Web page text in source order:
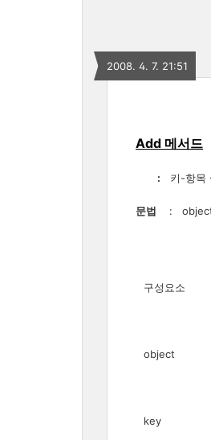
2008. 4. 7. 21:51
Add 메서드
: 키-항목
문법 :
구성요소
object
key